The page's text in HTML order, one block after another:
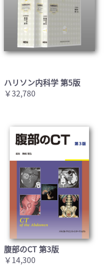
ハリソン内科学 第5版
￥32,780
腹部のCT 第3版
￥14,300